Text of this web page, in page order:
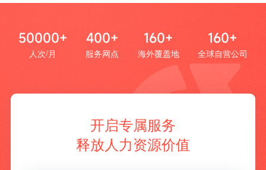
50000+
人次/月
400+
服务网点
160+
海外覆盖地
160+
全球自营公司
开启专属服务
释放人力资源价值